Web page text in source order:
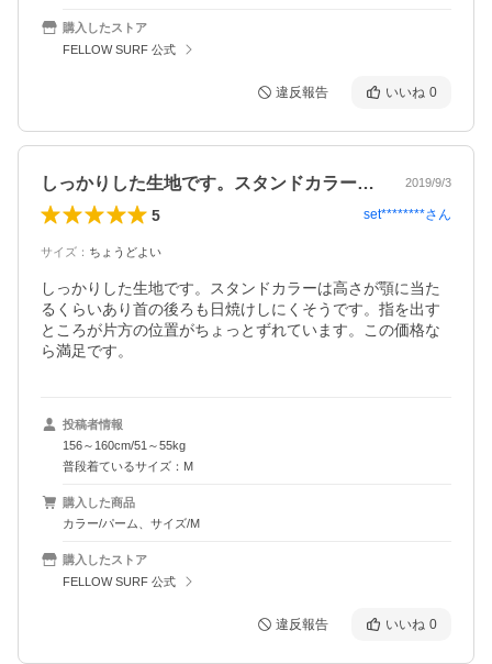
購入したストア
FELLOW SURF 公式
違反報告 いいね 0
しっかりした生地です。スタンドカラーは… 2019/9/3
5 set********さん
サイズ ： ちょうどよい
しっかりした生地です。スタンドカラーは高さが顎に当た
るくらいあり首の後ろも日焼けしにくそうです。指を出す
ところが片方の位置がちょっとずれています。この価格な
ら満足です。
投稿者情報
156～160cm/51～55kg
普段着ているサイズ：M
購入した商品
カラー/パーム、サイズ/M
購入したストア
FELLOW SURF 公式
違反報告 いいね 0